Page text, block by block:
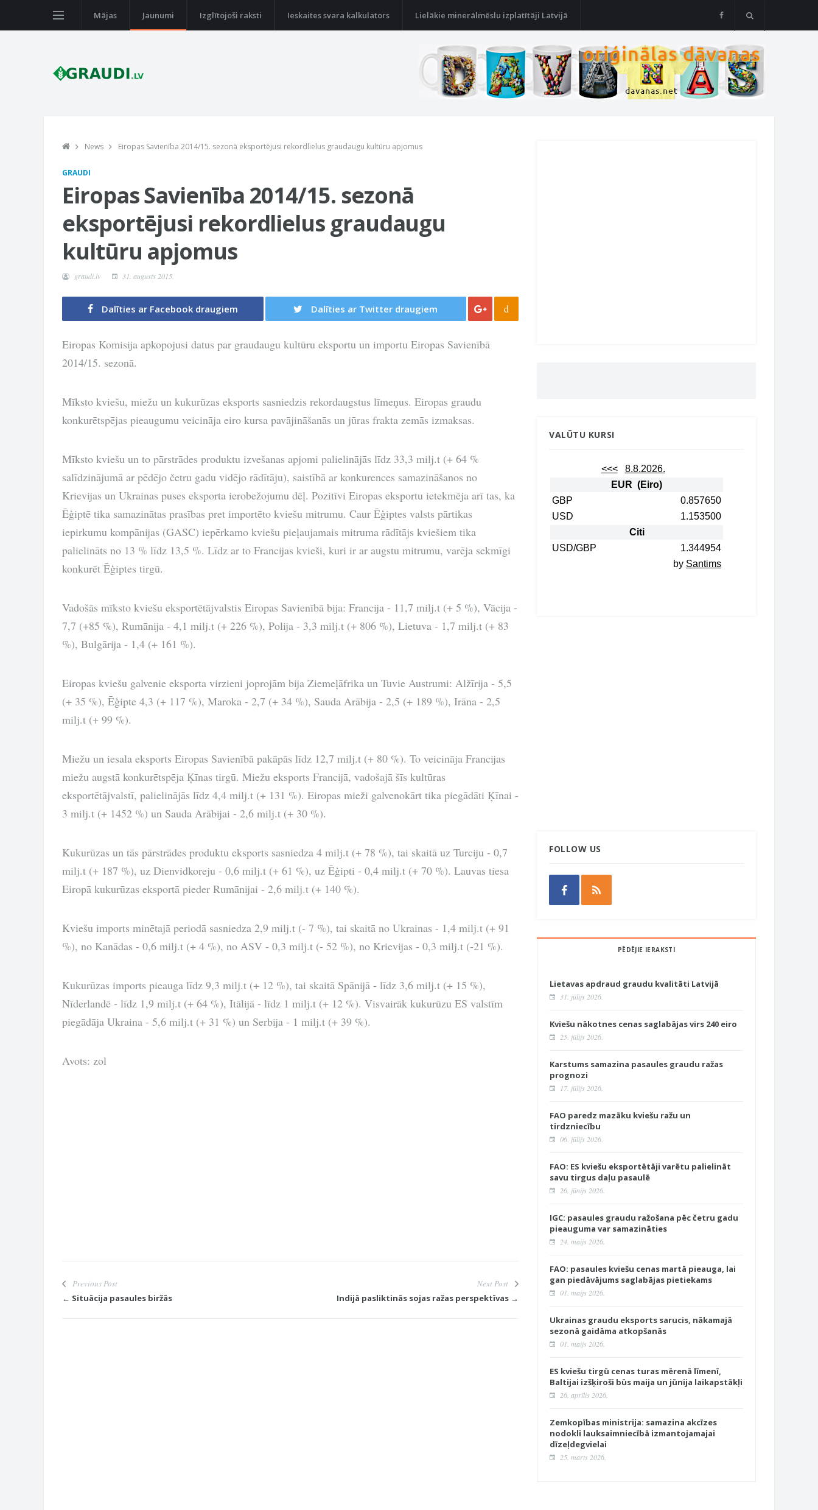
Mājas Jaunumi Izglītojoši raksti Ieskaites svara kalkulators Lielākie minerālmēslu izplatītāji Latvijā
News Eiropas Savienība 2014/15. sezonā eksportējusi rekordlielus graudaugu kultūru apjomus
GRAUDI
Eiropas Savienība 2014/15. sezonā
eksportējusi rekordlielus graudaugu
kultūru apjomus
graudi.lv 31. augusts 2015.
Dalīties ar Facebook draugiem Dalīties ar Twitter draugiem d
Eiropas Komisija apkopojusi datus par graudaugu kultūru eksportu un importu Eiropas Savienībā
2014/15. sezonā.
Mīksto kviešu, miežu un kukurūzas eksports sasniedzis rekordaugstus līmeņus. Eiropas graudu
konkurētspējas pieaugumu veicināja eiro kursa pavājināšanās un jūras frakta zemās izmaksas.
Mīksto kviešu un to pārstrādes produktu izvešanas apjomi palielinājās līdz 33,3 milj.t (+ 64 %
salīdzinājumā ar pēdējo četru gadu vidējo rādītāju), saistībā ar konkurences samazināšanos no
Krievijas un Ukrainas puses eksporta ierobežojumu dēļ. Pozitīvi Eiropas eksportu ietekmēja arī tas, ka
Ēģiptē tika samazinātas prasības pret importēto kviešu mitrumu. Caur Ēģiptes valsts pārtikas
iepirkumu kompānijas (GASC) iepērkamo kviešu pieļaujamais mitruma rādītājs kviešiem tika
palielināts no 13 % līdz 13,5 %. Līdz ar to Francijas kvieši, kuri ir ar augstu mitrumu, varēja sekmīgi
konkurēt Ēģiptes tirgū.
Vadošās mīksto kviešu eksportētājvalstis Eiropas Savienībā bija: Francija - 11,7 milj.t (+ 5 %), Vācija -
7,7 (+85 %), Rumānija - 4,1 milj.t (+ 226 %), Polija - 3,3 milj.t (+ 806 %), Lietuva - 1,7 milj.t (+ 83
%), Bulgārija - 1,4 (+ 161 %).
Eiropas kviešu galvenie eksporta virzieni joprojām bija Ziemeļāfrika un Tuvie Austrumi: Alžīrija - 5,5
(+ 35 %), Ēģipte 4,3 (+ 117 %), Maroka - 2,7 (+ 34 %), Sauda Arābija - 2,5 (+ 189 %), Irāna - 2,5
milj.t (+ 99 %).
Miežu un iesala eksports Eiropas Savienībā pakāpās līdz 12,7 milj.t (+ 80 %). To veicināja Francijas
miežu augstā konkurētspēja Ķīnas tirgū. Miežu eksports Francijā, vadošajā šīs kultūras
eksportētājvalstī, palielinājās līdz 4,4 milj.t (+ 131 %). Eiropas mieži galvenokārt tika piegādāti Ķīnai -
3 milj.t (+ 1452 %) un Sauda Arābijai - 2,6 milj.t (+ 30 %).
Kukurūzas un tās pārstrādes produktu eksports sasniedza 4 milj.t (+ 78 %), tai skaitā uz Turciju - 0,7
milj.t (+ 187 %), uz Dienvidkoreju - 0,6 milj.t (+ 61 %), uz Ēģipti - 0,4 milj.t (+ 70 %). Lauvas tiesa
Eiropā kukurūzas eksportā pieder Rumānijai - 2,6 milj.t (+ 140 %).
Kviešu imports minētajā periodā sasniedza 2,9 milj.t (- 7 %), tai skaitā no Ukrainas - 1,4 milj.t (+ 91
%), no Kanādas - 0,6 milj.t (+ 4 %), no ASV - 0,3 milj.t (- 52 %), no Krievijas - 0,3 milj.t (-21 %).
Kukurūzas imports pieauga līdz 9,3 milj.t (+ 12 %), tai skaitā Spānijā - līdz 3,6 milj.t (+ 15 %),
Nīderlandē - līdz 1,9 milj.t (+ 64 %), Itālijā - līdz 1 milj.t (+ 12 %). Visvairāk kukurūzu ES valstīm
piegādāja Ukraina - 5,6 milj.t (+ 31 %) un Serbija - 1 milj.t (+ 39 %).
Avots: zol
Previous Post
← Situācija pasaules biržās
Next Post
Indijā pasliktinās sojas ražas perspektīvas →
VALŪTU KURSI
FOLLOW US
PĒDĒJIE IERAKSTI
Lietavas apdraud graudu kvalitāti Latvijā
31. jūlijs 2026.
Kviešu nākotnes cenas saglabājas virs 240 eiro
25. jūlijs 2026.
Karstums samazina pasaules graudu ražas
prognozi
17. jūlijs 2026.
FAO paredz mazāku kviešu ražu un
tirdzniecību
06. jūlijs 2026.
FAO: ES kviešu eksportētāji varētu palielināt
savu tirgus daļu pasaulē
26. jūnijs 2026.
IGC: pasaules graudu ražošana pēc četru gadu
pieauguma var samazināties
24. maijs 2026.
FAO: pasaules kviešu cenas martā pieauga, lai
gan piedāvājums saglabājas pietiekams
01. maijs 2026.
Ukrainas graudu eksports sarucis, nākamajā
sezonā gaidāma atkopšanās
01. maijs 2026.
ES kviešu tirgū cenas turas mērenā līmenī,
Baltijai izšķiroši būs maija un jūnija laikapstākļi
26. aprīlis 2026.
Zemkopības ministrija: samazina akcīzes
nodokli lauksaimniecībā izmantojamajai
dīzeļdegvielai
25. marts 2026.